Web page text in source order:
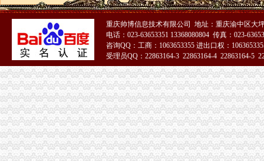
青岛饮料代理公司-青岛饮料代理厂家-|必途青岛饮料代理公司排行榜
重庆进口美国咖啡清关运输到成都需要多长时间【-成都进出口代理】
海haiyao品牌代理招商-招商加盟-globrand（全球品牌网）
重庆物流服务公司_物流服务厂_生产厂家企业公司
价格,厂家,图片,进出口全套代理,重庆市金利国际货物代理有限
朝天门代办进出口公司
重庆港九股份有限公司关于为重庆经略实业有限责任公司提供担保的公
重庆南岸茶园新区工商服务信息,提供新重庆南岸茶园新区财税服务
【2014年重庆美购贸易有限公司新招聘信息_电话_地址】-赶集网
重庆港国际集装箱有限公司货运代理分公司|重庆港国际集装箱有限公司
朝天门火锅加盟_朝天门火锅加盟店_朝天门火锅加盟费多少-中国连锁网
重庆雅皎贸易有限公司2017新招聘信息_电话_地址-58企业名录
重庆国际货运专线：渝新欧进口平行车运输清关代理-重庆爱问分类
重庆帅博信息技术有限公司 地址：重庆渝中区大
电话：023-63653351 13368080804 传真：023-
咨询QQ：工商：1063653355 进出口权：
受理员QQ：22863164-3 22863164-4 22863164-5
51La